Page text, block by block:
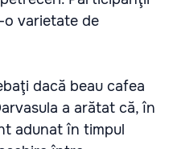
o varietate de
dacă beau cafea
a arătat că, în
adunat în timpul